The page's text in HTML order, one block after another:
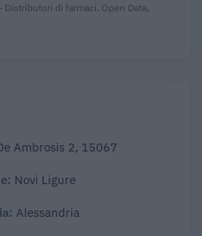
di farmaci. Open Data,
Ambrosis 2, 15067
Novi Ligure
Alessandria